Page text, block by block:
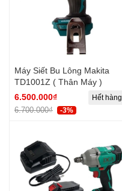
Máy Siết Bu Lông Makita
TD1001Z ( Thân Máy )
6.500.000₫
6.700.000₫ -3%
Hết hàng